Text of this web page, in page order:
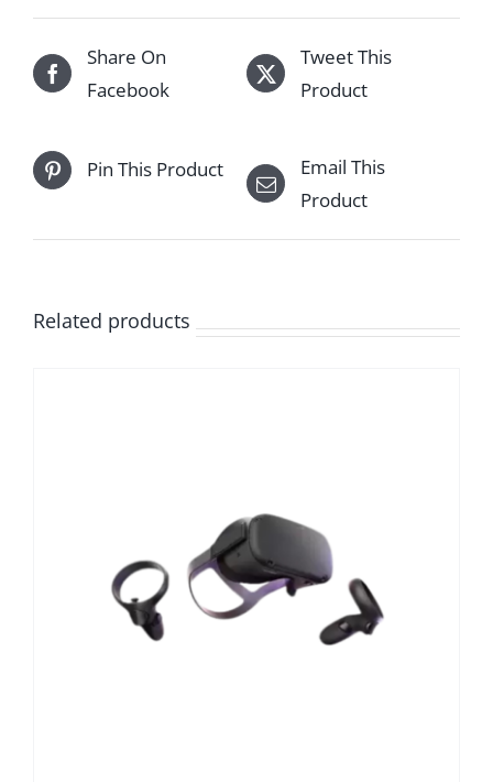
Share On
Facebook
Tweet This
Product
Pin This Product
Email This
Product
Related products